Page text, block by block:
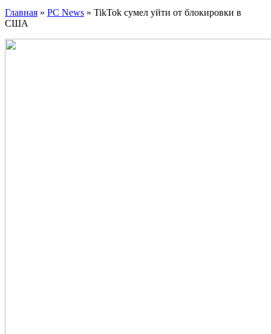
Главная » PC News » TikTok сумел уйти от блокировки в
США